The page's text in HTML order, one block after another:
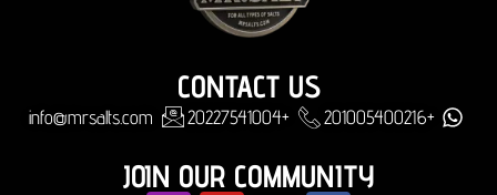
CONTACT US
+201005400216
+20227541004
info@mrsalts.com
JOIN OUR COMMUNITY